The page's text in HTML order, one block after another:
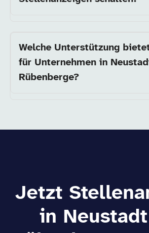
Welche Unterstützung
für Unternehmen in
Rübenberge?
Jetzt
in